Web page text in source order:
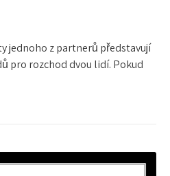
jednoho z partnerů představují
pro rozchod dvou lidí. Pokud